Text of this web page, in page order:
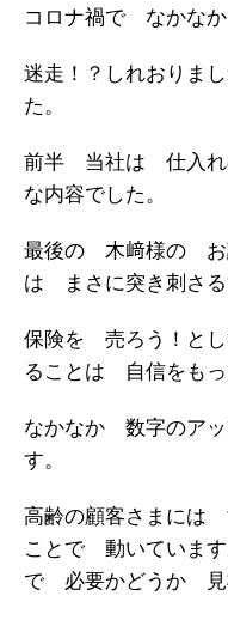
コロナ禍で なかな
迷走！？しれおりま
た。
前半 当社は 仕入れ
な内容でした。
最後の 木﨑様の
は まさに突き刺さる
保険を 売ろう！とし
ることは 自信をもっ
なかなか 数字のア
す。
高齢の顧客さまに
ことで 動いています
で 必要かどうか 見